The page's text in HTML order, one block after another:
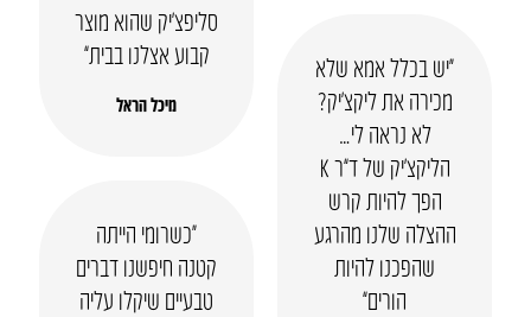
סליפצ’יק שהוא מוצר
קבוע אצלנו בבית”
מיכל הראל
“יש בכלל אמא שלא
מכירה את ליקצ’יק?
לא נראה לי…
הליקצ’יק של ד”ר K
הפך להיות קרש
ההצלה שלנו מהרגע
שהפכנו להיות
הורים”
“כשרומי הייתה
קטנה חיפשנו דברים
טבעיים שיקלו עליה